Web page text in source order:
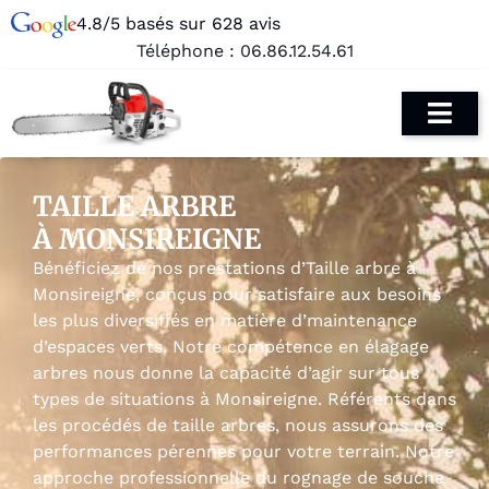
4.8/5 basés sur 628 avis
Téléphone : 06.86.12.54.61
TAILLE ARBRE
À MONSIREIGNE
Bénéficiez de nos prestations d’Taille arbre à
Monsireigne, conçus pour satisfaire aux besoins
les plus diversifiés en matière d’maintenance
d’espaces verts. Notre compétence en élagage
arbres nous donne la capacité d’agir sur tous
types de situations à Monsireigne. Référents dans
les procédés de taille arbres, nous assurons des
performances pérennes pour votre terrain. Notre
approche professionnelle du rognage de souche